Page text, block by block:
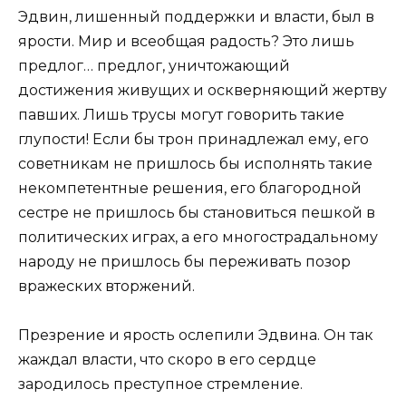
Эдвин, лишенный поддержки и власти, был в
ярости. Мир и всеобщая радость? Это лишь
предлог… предлог, уничтожающий
достижения живущих и оскверняющий жертву
павших. Лишь трусы могут говорить такие
глупости! Если бы трон принадлежал ему, его
советникам не пришлось бы исполнять такие
некомпетентные решения, его благородной
сестре не пришлось бы становиться пешкой в
политических играх, а его многострадальному
народу не пришлось бы переживать позор
вражеских вторжений.
Презрение и ярость ослепили Эдвина. Он так
жаждал власти, что скоро в его сердце
зародилось преступное стремление.